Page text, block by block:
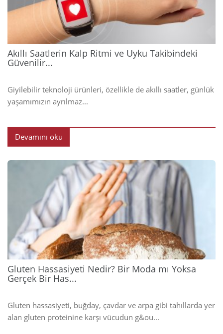
Akıllı Saatlerin Kalp Ritmi ve Uyku Takibindeki
Güvenilir...
Giyilebilir teknoloji ürünleri, özellikle de akıllı saatler, günlük
yaşamımızın ayrılmaz...
Devamını oku
Gluten Hassasiyeti Nedir? Bir Moda mı Yoksa
Gerçek Bir Has...
Gluten hassasiyeti, buğday, çavdar ve arpa gibi tahıllarda yer
alan gluten proteinine karşı vücudun g&ou...